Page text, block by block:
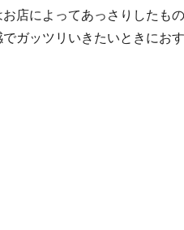
店によってあっさりしたも
ガッツリいきたいときにおす